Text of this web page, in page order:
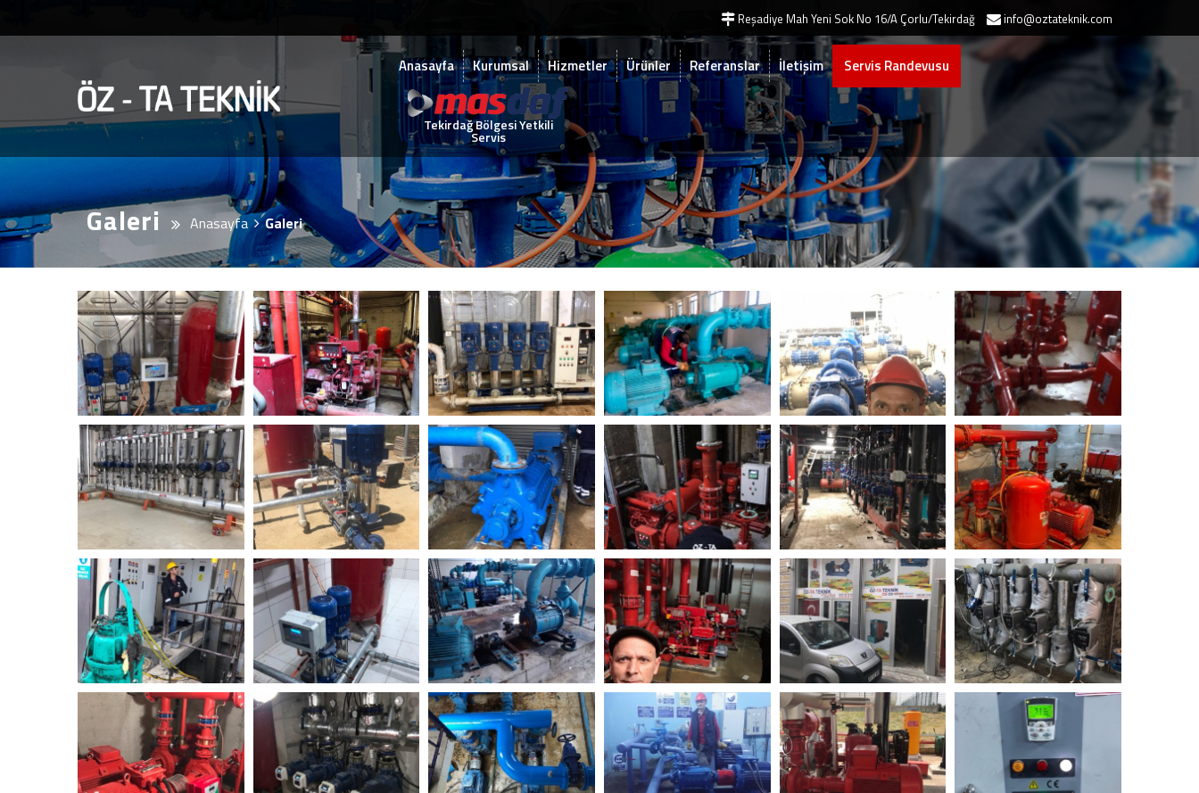
Reşadiye Mah Yeni Sok No 16/A Çorlu/Tekirdağ info@oztateknik.com
Anasayfa Kurumsal Hizmetler Ürünler Referanslar İletişim Servis Randevusu
Tekirdağ Bölgesi Yetkili
Servis
Galeri Anasayfa Galeri